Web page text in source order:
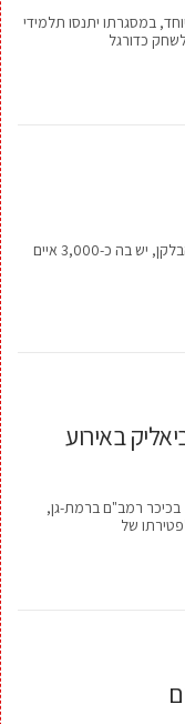
במסגרתו יתנסו תלמידי
כדורגל
יוון שוכנת לחוף הים התיכון, בקצה הדרומי של חבל הבלקן, יש בה כ-3,000 איים
באירוע
רמב"ם ברמת-גן,